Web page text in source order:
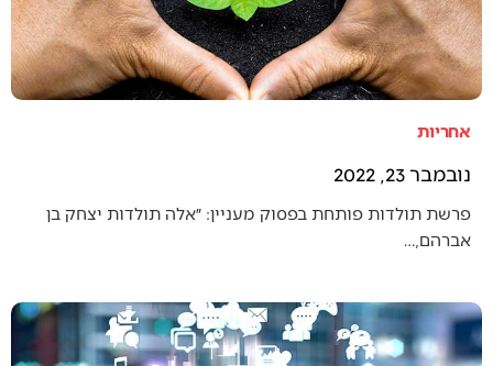
אחריות
נובמבר 23, 2022
פרשת תולדות פותחת בפסוק מעניין: ״אלה תולדות יצחק בן
אברהם,…